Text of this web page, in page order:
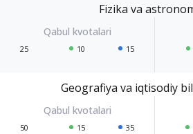
Fizika va
25 10 15
Geografiya va iqtisodiy
50 15 35